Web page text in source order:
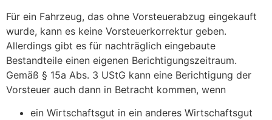
Für ein Fahrzeug, das ohne Vorsteuerabzug eingekauft
wurde, kann es keine Vorsteuerkorrektur geben.
Allerdings gibt es für nachträglich eingebaute
Bestandteile einen eigenen Berichtigungszeitraum.
Gemäß § 15a Abs. 3 UStG kann eine Berichtigung der
Vorsteuer auch dann in Betracht kommen, wenn
ein Wirtschaftsgut in ein anderes Wirtschaftsgut